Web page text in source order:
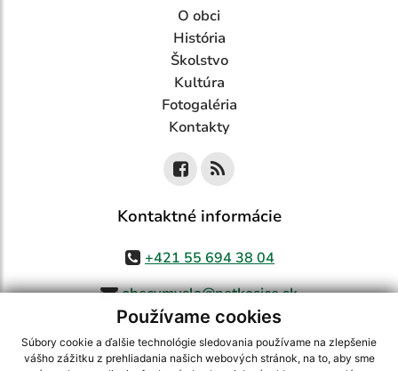
Používame cookies
Súbory cookie a ďalšie technológie sledovania používame na zlepšenie
vášho zážitku z prehliadania našich webových stránok, na to, aby sme
O obci
História
Školstvo
Kultúra
Fotogaléria
Kontakty
Kontaktné informácie
+421 55 694 38 04
obecvmysla@netkosice.sk